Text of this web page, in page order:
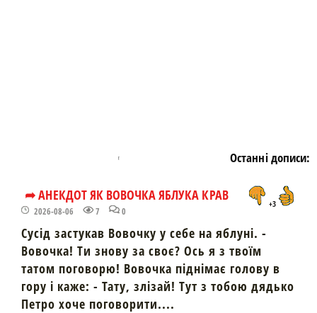
Останні дописи:
➦ АНЕКДОТ ЯК ВОВОЧКА ЯБЛУКА КРАВ
2026-08-06 7 0
+3
Сусід застукав Вовочку у себе на яблуні. -
Вовочка! Ти знову за своє? Ось я з твоїм
татом поговорю! Вовочка піднімає голову в
гору і каже: - Тату, злізай! Тут з тобою дядько
Петро хоче поговорити....